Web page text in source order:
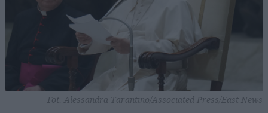
Fot. Alessandra Tarantino/Associated Press/East News